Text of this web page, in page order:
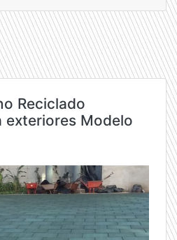
Reciclado
exteriores Modelo